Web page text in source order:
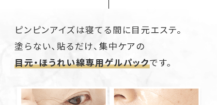
ピンピンアイズは寝てる間に目元エステ。
塗らない、貼るだけ、集中ケアの
目元・ほうれい線専用ゲルパックです。